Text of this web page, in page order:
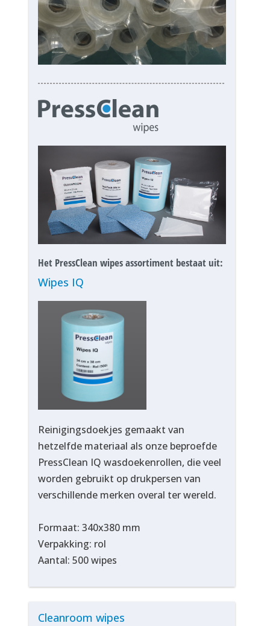
Het PressClean wipes assortiment bestaat uit:
Wipes IQ
Reinigingsdoekjes gemaakt van
hetzelfde materiaal als onze beproefde
PressClean IQ wasdoekenrollen, die veel
worden gebruikt op drukpersen van
verschillende merken overal ter wereld.
Formaat: 340x380 mm
Verpakking: rol
Aantal: 500 wipes
Cleanroom wipes